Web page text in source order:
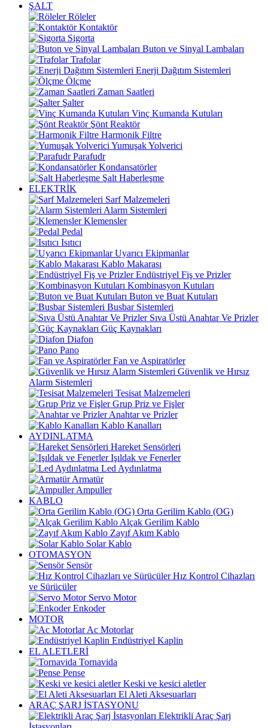
ŞALT
Röleler
Kontaktör
Sigorta
Buton ve Sinyal Lambaları
Trafolar
Enerji Dağıtım Sistemleri
Ölçme
Zaman Saatleri
Şalter
Vinç Kumanda Kutuları
Şönt Reaktör
Harmonik Filtre
Yumuşak Yolverici
Parafudr
Kondansatörler
Şalt Haberleşme
ELEKTRİK
Sarf Malzemeleri
Alarm Sistemleri
Klemensler
Pedal
Isıtıcı
Uyarıcı Ekipmanlar
Kablo Makarası
Endüstriyel Fiş ve Prizler
Kombinasyon Kutuları
Buton ve Buat Kutuları
Busbar Sistemleri
Sıva Üstü Anahtar Ve Prizler
Güç Kaynakları
Diafon
Pano
Fan ve Aspiratörler
Güvenlik ve Hırsız
Alarm Sistemleri
Tesisat Malzemeleri
Grup Priz ve Fişler
Anahtar ve Prizler
Kablo Kanalları
AYDINLATMA
Hareket Sensörleri
Işıldak ve Fenerler
Led Aydınlatma
Armatür
Ampuller
KABLO
Orta Gerilim Kablo (OG)
Alçak Gerilim Kablo
Zayıf Akım Kablo
Solar Kablo
OTOMASYON
Sensör
Hız Kontrol Cihazları
ve Sürücüler
Servo Motor
Enkoder
MOTOR
Ac Motorlar
Endüstriyel Kaplin
EL ALETLERİ
Tornavida
Pense
Keski ve kesici aletler
El Aleti Aksesuarları
ARAÇ ŞARJ İSTASYONU
Elektrikli Araç Şarj